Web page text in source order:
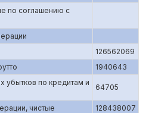
по соглашению c
126562069
1940643
убытков по кредитам и
64705
чистые
128438007